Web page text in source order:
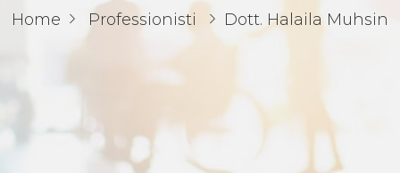
Home Professionisti Dott. Halaila Muhsin